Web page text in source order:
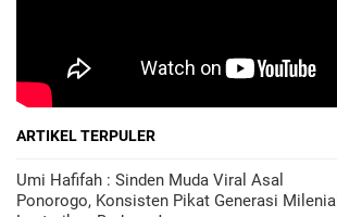
ARTIKEL TERPULER
Umi Hafifah : Sinden Muda Viral Asal
Ponorogo, Konsisten Pikat Generasi Milenial